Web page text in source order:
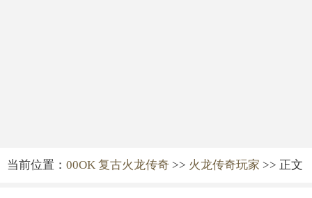
当前位置： 00OK 复古火龙传奇 >> 火龙传奇玩家 >> 正文